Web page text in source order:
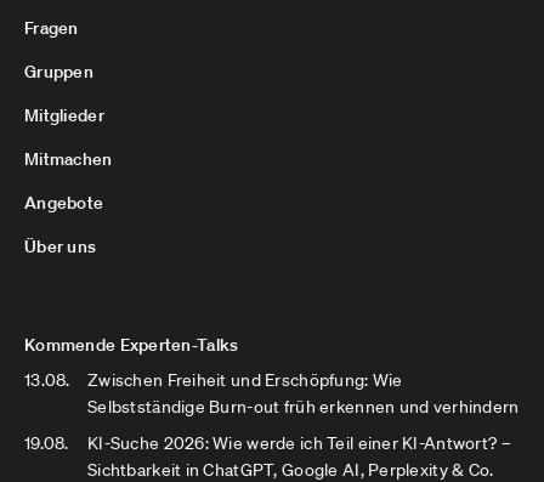
Fragen
Gruppen
Mitglieder
Mitmachen
Angebote
Über uns
Kommende Experten-Talks
13.08.
Zwischen Freiheit und Erschöpfung: Wie
Selbstständige Burn-out früh erkennen und verhindern
19.08.
KI-Suche 2026: Wie werde ich Teil einer KI-Antwort? –
Sichtbarkeit in ChatGPT, Google AI, Perplexity & Co.